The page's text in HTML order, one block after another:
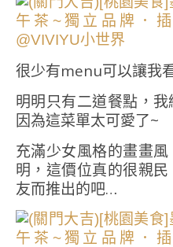
很少有menu可以讓我
明明只有二道餐點，
因為這菜單太可愛了~
充滿少女風格的畫畫
明，這價位真的很親
友而推出的吧…